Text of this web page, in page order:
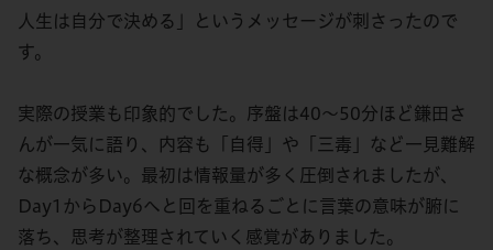
人生は自分で決める」というメッセージが刺さったので
す。
実際の授業も印象的でした。序盤は40〜50分ほど鎌田さ
んが一気に語り、内容も「自得」や「三毒」など一見難解
な概念が多い。最初は情報量が多く圧倒されましたが、
Day1からDay6へと回を重ねるごとに言葉の意味が腑に
落ち、思考が整理されていく感覚がありました。